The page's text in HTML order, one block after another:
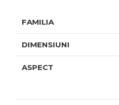
FAMILIA
DIMENSIUNI
ASPECT